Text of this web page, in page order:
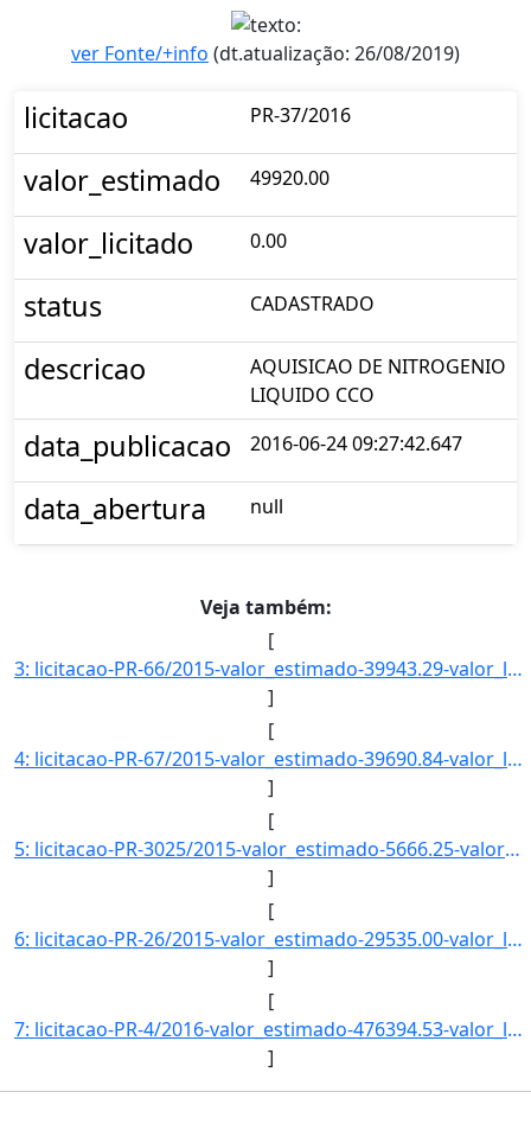
ver Fonte/+info (dt.atualização: 26/08/2019)
licitacao PR-37/2016
valor_estimado 49920.00
valor_licitado 0.00
status CADASTRADO
descricao
AQUISICAO DE NITROGENIO
LIQUIDO CCO
data_publicacao 2016-06-24 09:27:42.647
data_abertura null
Veja também:
[
3: licitacao-PR-66/2015-valor_estimado-39943.29-valor_licitado-0.00-status-CADASTRADO-descricao--data_p]
]
[
4: licitacao-PR-67/2015-valor_estimado-39690.84-valor_licitado-0.00-status-CADASTRADO-descricao--data_p]
]
[
5: licitacao-PR-3025/2015-valor_estimado-5666.25-valor_licitado-0.00-status-CADASTRADO-descricao--data_]
]
[
6: licitacao-PR-26/2015-valor_estimado-29535.00-valor_licitado-0.00-status-LICITACAO-descricao-CONTRATA]
]
[
7: licitacao-PR-4/2016-valor_estimado-476394.53-valor_licitado-0.00-status-CANCELADO-descricao--data_pu]
]